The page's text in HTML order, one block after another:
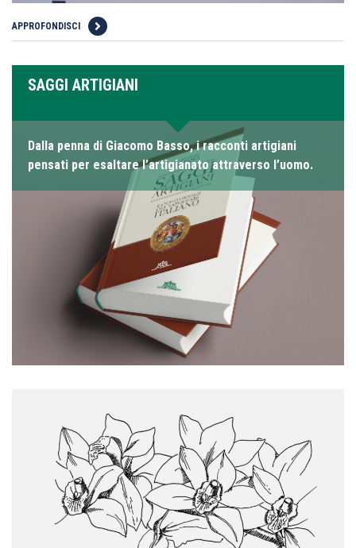
APPROFONDISCI
SAGGI ARTIGIANI
Dalla penna di Giacomo Basso, i racconti artigiani
pensati per esaltare l’artigianato attraverso l’uomo.